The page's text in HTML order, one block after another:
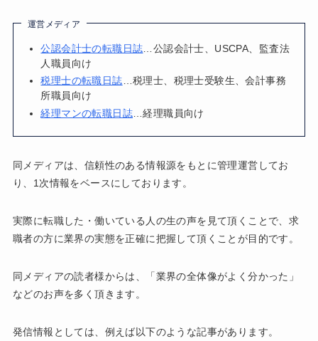
運営メディア
公認会計士の転職日誌 …公認会計士、USCPA、監査法
人職員向け
税理士の転職日誌…税理士、税理士受験生、会計事務
所職員向け
経理マンの転職日誌 …経理職員向け
同メディアは、信頼性のある情報源をもとに管理運営してお
り、1次情報をベースにしております。
実際に転職した・働いている人の生の声を見て頂くことで、求
職者の方に業界の実態を正確に把握して頂くことが目的です。
同メディアの読者様からは、「業界の全体像がよく分かった」
などのお声を多く頂きます。
発信情報としては、例えば以下のような記事があります。